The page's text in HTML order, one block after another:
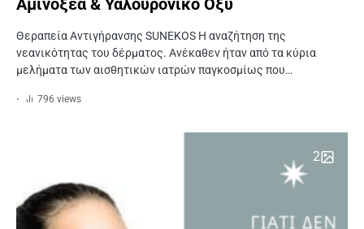
Αμινοξέα & Υαλουρονικό Οξύ
Θεραπεία Αντιγήρανσης SUNEKOS Η αναζήτηση της
νεανικότητας του δέρματος. Ανέκαθεν ήταν από τα κύρια
μελήματα των αισθητικών ιατρών παγκοσμίως που…
796 views
2